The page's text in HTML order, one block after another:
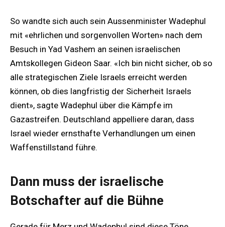
So wandte sich auch sein Aussenminister Wadephul
mit «ehrlichen und sorgenvollen Worten» nach dem
Besuch in Yad Vashem an seinen israelischen
Amtskollegen Gideon Saar. «Ich bin nicht sicher, ob so
alle strategischen Ziele Israels erreicht werden
können, ob dies langfristig der Sicherheit Israels
dient», sagte Wadephul über die Kämpfe im
Gazastreifen. Deutschland appelliere daran, dass
Israel wieder ernsthafte Verhandlungen um einen
Waffenstillstand führe.
Dann muss der israelische
Botschafter auf die Bühne